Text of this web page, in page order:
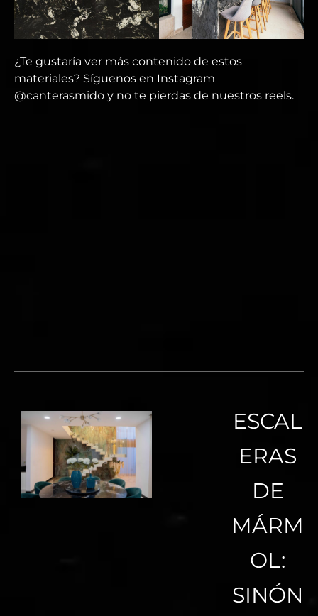
¿Te gustaría ver más contenido de estos
materiales? Síguenos en Instagram
@canterasmido y no te pierdas de nuestros reels.
ESCAL
ERAS
DE
MÁRM
OL:
SINÓN